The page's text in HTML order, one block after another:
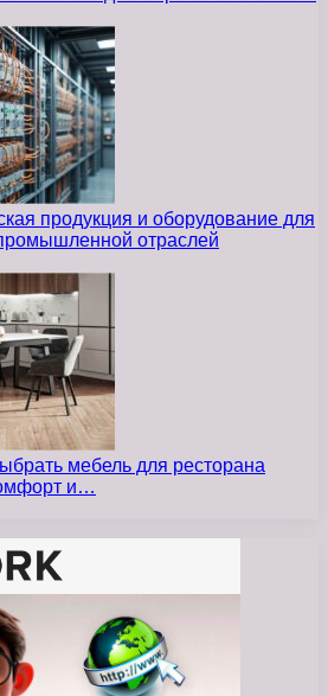
продукция и оборудование для
отраслей
мебель для ресторана
и…